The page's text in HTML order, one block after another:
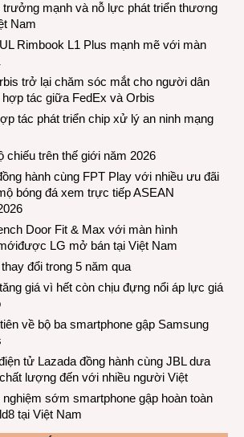
trưởng mạnh và nỗ lực phát triển thương
Nam
Rimbook L1 Plus mạnh mẽ với màn
trở lại chăm sóc mắt cho người dân
tác giữa FedEx và Orbis
tác phát triển chip xử lý an ninh mạng
chiếu trên thế giới năm 2026
hành cùng FPT Play với nhiều ưu đãi
bóng đá xem trực tiếp ASEAN
Door Fit & Max với màn hình
LG mở bán tại Việt Nam
đổi trong 5 năm qua
giá vì hết còn chịu đựng nổi áp lực giá
về bộ ba smartphone gập Samsung
tử Lazada đồng hành cùng JBL dưa
lượng đến với nhiều người Việt
sớm smartphone gập hoàn toàn
tại Việt Nam